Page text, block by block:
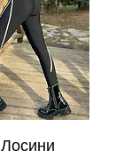
Лосини